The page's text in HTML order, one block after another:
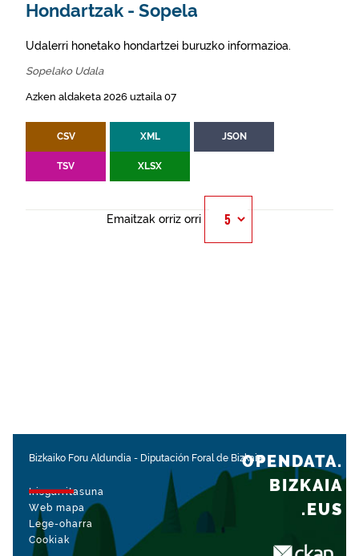
Hondartzak - Sopela
Udalerri honetako hondartzei buruzko informazioa.
Sopelako Udala
Azken aldaketa 2026 uztaila 07
CSV XML JSON
TSV XLSX
Emaitzak orriz orri
Bizkaiko Foru Aldundia - Diputación Foral de Bizkaia
Irisgarritasuna
Web mapa
Lege-oharra
Cookiak
OPENDATA.
BIZKAIA
.EUS